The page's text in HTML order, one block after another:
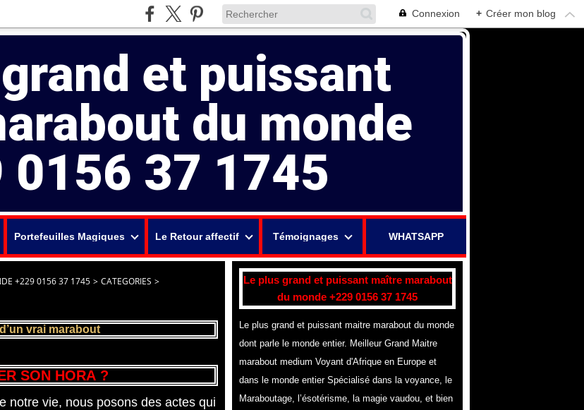
Connexion + Créer mon blog
et puissant
du monde
0156 37 1745
Portefeuilles Magiques Le Retour affectif Témoignages WHATSAPP
+229 0156 37 1745 > CATEGORIES >
vrai marabout
SON HORA ?
notre vie, nous posons des actes qui
Le plus grand et puissant maître marabout
du monde +229 0156 37 1745
Le plus grand et puissant maitre marabout du monde
dont parle le monde entier. Meilleur Grand Maitre
marabout medium Voyant d'Afrique en Europe et
dans le monde entier Spécialisé dans la voyance, le
Maraboutage, l’ésotérisme, la magie vaudou, et bien